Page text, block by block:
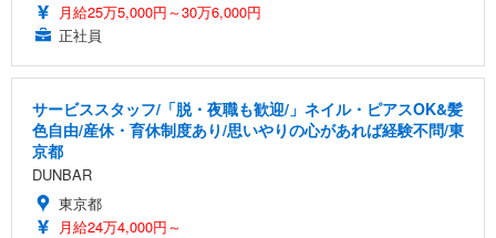
月給25万5,000円～30万6,000円
正社員
サービススタッフ/「脱・夜職も歓迎/」ネイル・ピアスOK&髪
色自由/産休・育休制度あり/思いやりの心があれば経験不問/東
京都
DUNBAR
東京都
月給24万4,000円～